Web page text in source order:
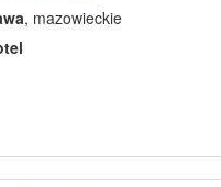
, mazowieckie